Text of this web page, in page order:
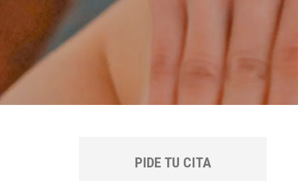
PIDE TU CITA